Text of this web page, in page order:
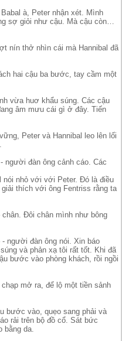
à, Peter nhận xét. Mình
sợ giỏi như cậu. Mà cậu còn…
nín thở nhìn cái mà Hannibal đã
hai cậu ba bước, tay cầm một
vừa huơ khẩu súng. Các cậu
âm mưu cái gì ở đây. Tiến
Peter và Hannibal leo lên lối
người đàn ông cảnh cáo. Các
nói nhỏ với với Peter. Đó là điều
thích với ông Fentriss rằng ta
Đôi chân mình như bông
người đàn ông nói. Xin báo
và phản xạ tôi rất tốt. Khi đã
bước vào phòng khách, rồi ngồi
mở ra, để lộ một tiền sảnh
bước vào, quẹo sang phải và
rải trên bộ đồ cổ. Sát bức
da.